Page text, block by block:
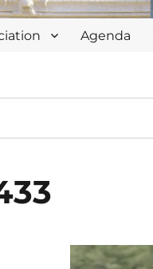
Agenda